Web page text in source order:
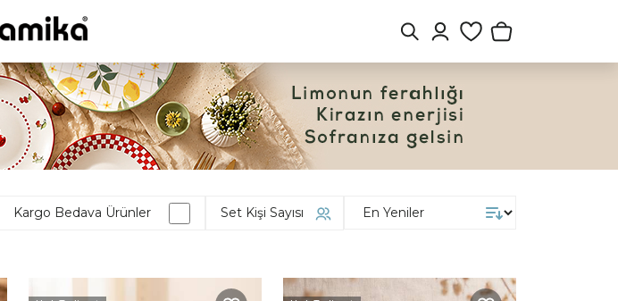
Kargo Bedava Ürünler Set Kişi Sayısı